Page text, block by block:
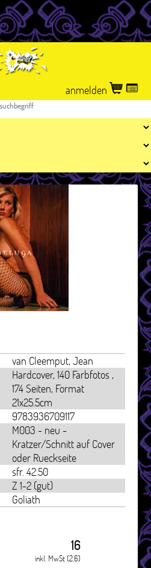
anmelden
van Cleemput, Jean
Hardcover, 140 Farbfotos ,
174 Seiten, Format
21x25.5cm
9783936709117
M003 - neu -
Kratzer/Schnitt auf Cover
oder Rueckseite
sfr. 42.50
Z 1-2 (gut)
Goliath
16
inkl. MwSt (2.6)